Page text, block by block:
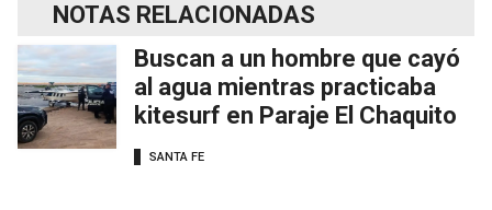
NOTAS RELACIONADAS
Buscan a un hombre que cayó
al agua mientras practicaba
kitesurf en Paraje El Chaquito
SANTA FE